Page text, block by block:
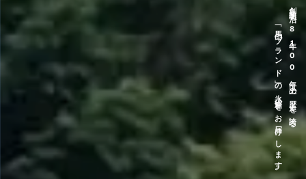
創業明治28年100年以上の歴史を誇る
「馬印ブランド」の氷砂糖をお届けします。